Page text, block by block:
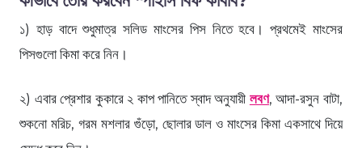
১) হাড় বাদে শুধুমাত্র সলিড মাংসের পিস নিতে হবে। প্রথমেই মাংসের
পিসগুলো কিমা করে নিন।
২) এবার প্রেশার কুকারে ২ কাপ পানিতে স্বাদ অনুযায়ী লবণ, আদা-রসুন বাটা,
শুকনো মরিচ, গরম মশলার গুঁড়ো, ছোলার ডাল ও মাংসের কিমা একসাথে দিয়ে